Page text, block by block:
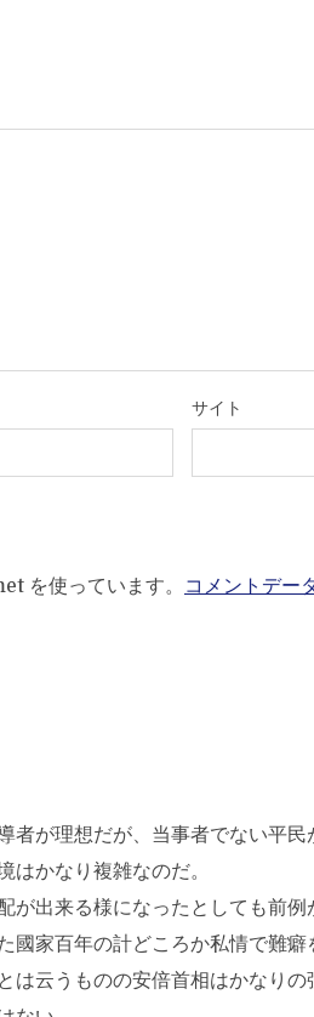
サイト
を使っています。
コメントデー
者が理想だが、当事者でない平
はかなり複雑なのだ。
が出来る様になったとしても前
國家百年の計どころか私情で難癖
は云うものの安倍首相はかなりの